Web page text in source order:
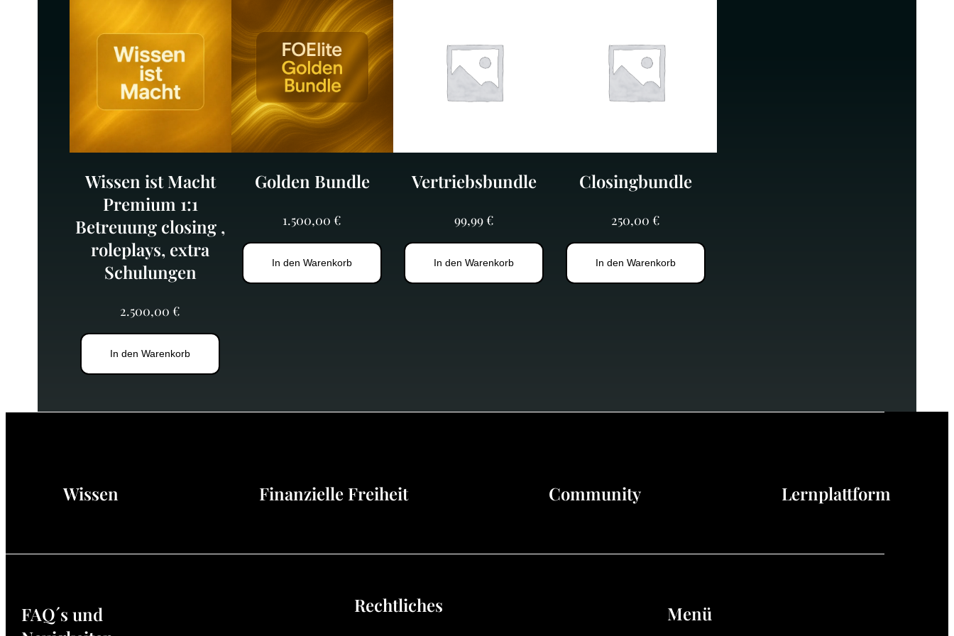
Wissen ist Macht
Premium 1:1
Betreuung closing ,
roleplays, extra
Schulungen
2.500,00€
In den Warenkorb
Golden Bundle
1.500,00€
In den Warenkorb
Vertriebsbundle
99,99€
In den Warenkorb
Closingbundle
250,00€
In den Warenkorb
Wissen Finanzielle Freiheitㅤ Community Lernplattform
FAQ´s und
Rechtliches Menü